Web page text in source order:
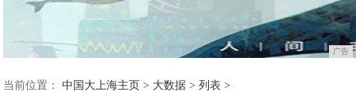
广告
当前位置： 中国大上海主页 > 大数据 > 列表 >